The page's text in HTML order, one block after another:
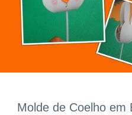
Molde de Coelho em